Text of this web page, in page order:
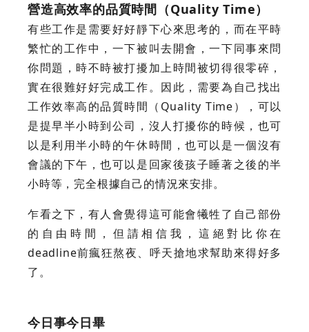
營造高效率的品質時間（Quality Time）
有些工作是需要好好靜下心來思考的，而在平時
繁忙的工作中，一下被叫去開會，一下同事來問
你問題，時不時被打擾加上時間被切得很零碎，
實在很難好好完成工作。因此，需要為自己找出
工作效率高的品質時間（Quality Time），可以
是提早半小時到公司，沒人打擾你的時候，也可
以是利用半小時的午休時間，也可以是一個沒有
會議的下午，也可以是回家後孩子睡著之後的半
小時等，完全根據自己的情況來安排。
乍看之下，有人會覺得這可能會犧牲了自己部份
的自由時間，但請相信我，這絕對比你在
deadline前瘋狂熬夜、呼天搶地求幫助來得好多
了。
今日事今日畢